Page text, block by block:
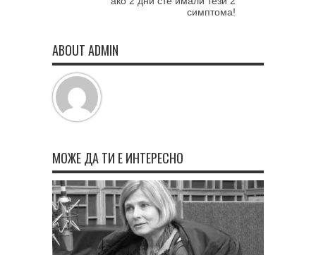
симптома!
ABOUT ADMIN
МОЖЕ ДА ТИ Е ИНТЕРЕСНО